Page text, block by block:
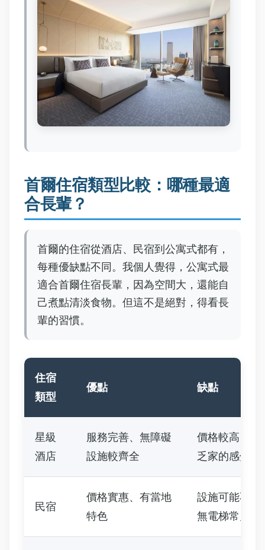
首爾住宿類型比較：哪種最適
合長輩？
首爾的住宿從酒店、民宿到公寓式都有，
每種優缺點不同。我個人覺得，公寓式最
適合首爾住宿長輩，因為空間大，還能自
己煮點清淡食物。但這不是絕對，得看長
輩的習慣。
住宿
類型
優點 缺點
星級
酒店
服務完善、無障礙
設施較齊全
價格較高、可
乏家的感覺
民宿
價格實惠、有當地
特色
設施可能不統
無電梯常見